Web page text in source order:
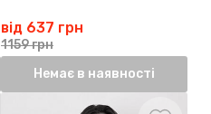
від 637 грн
1159 грн
Немає в наявності